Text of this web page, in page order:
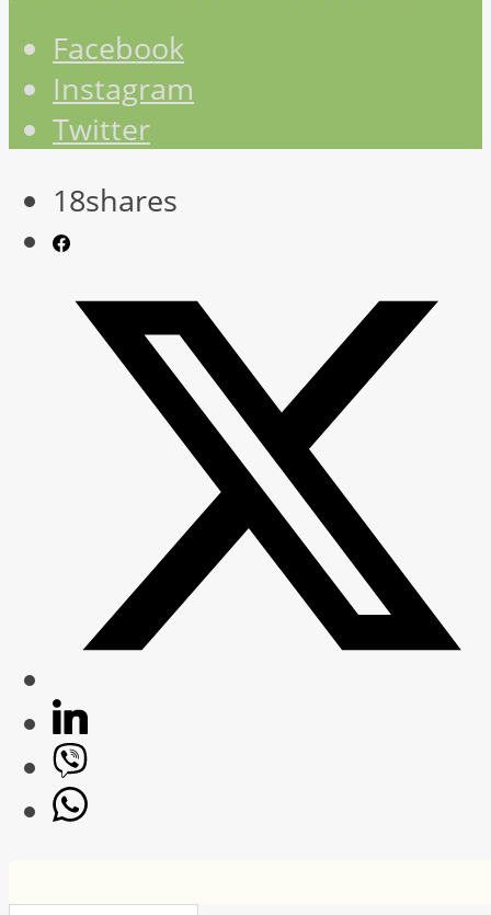
Facebook
Instagram
Twitter
18shares